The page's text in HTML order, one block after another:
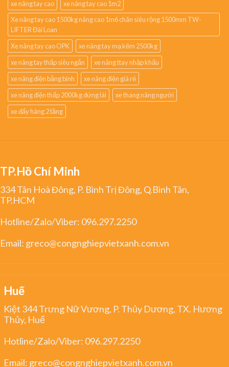
xe nâng tay cao
xe nâng tay cao 1m2
Xe nâng tay cao 1500kg nâng cao 1m6 chân siêu rộng 1500mm TW-
LIFTER Đài Loan
Xe nâng tay cao OPK
xe nâng tay mạ kẽm 2500kg
xe nâng tay thấp siêu ngắn
xe nâng ttay nhập khẩu
xe nâng điện bằng bình
xe nâng điện giá rẻ
xe nâng điện thấp 2000kg đứng lái
xe thang nâng người
xe đẩy hàng 2 tầng
TP.Hồ Chí Minh
334 Tân Hoà Đông, P. Bình Trị Đông, Q.Bình Tân,
TP.HCM
Hotline/Zalo/Viber: 096.297.2250
Email: greco@congnghiepvietxanh.com.vn
Huế
Kiệt 344 Trưng Nữ Vương, P. Thủy Dương, TX. Hương
Thủy, Huế
Hotline/Zalo/Viber: 096.297.2250
Email: greco@congnghiepvietxanh.com.vn